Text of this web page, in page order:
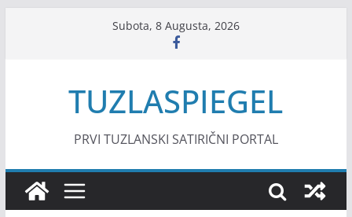
Subota, 8 Augusta, 2026
TUZLASPIEGEL
PRVI TUZLANSKI SATIRIČNI PORTAL